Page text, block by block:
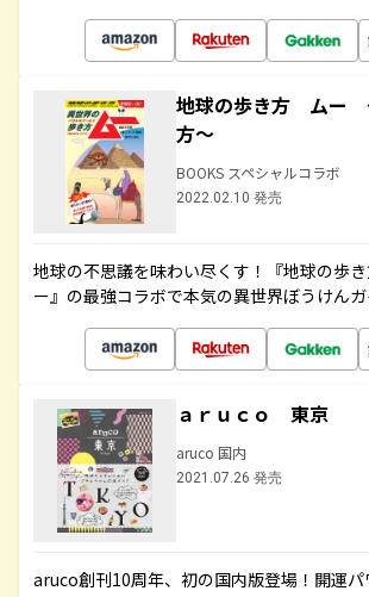
地球の歩き方 ムー
方～
BOOKS スペシャルコラボ
2022.02.10 発売
地球の不思議を味わい尽くす！『地球の歩
ー』の最強コラボで本気の異世界ぼうけんガ
ａｒｕｃｏ 東京
aruco 国内
2021.07.26 発売
aruco創刊10周年、初の国内版登場！開運